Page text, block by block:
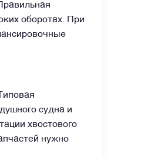
оборотах. При
судна и
хвостового
нужно